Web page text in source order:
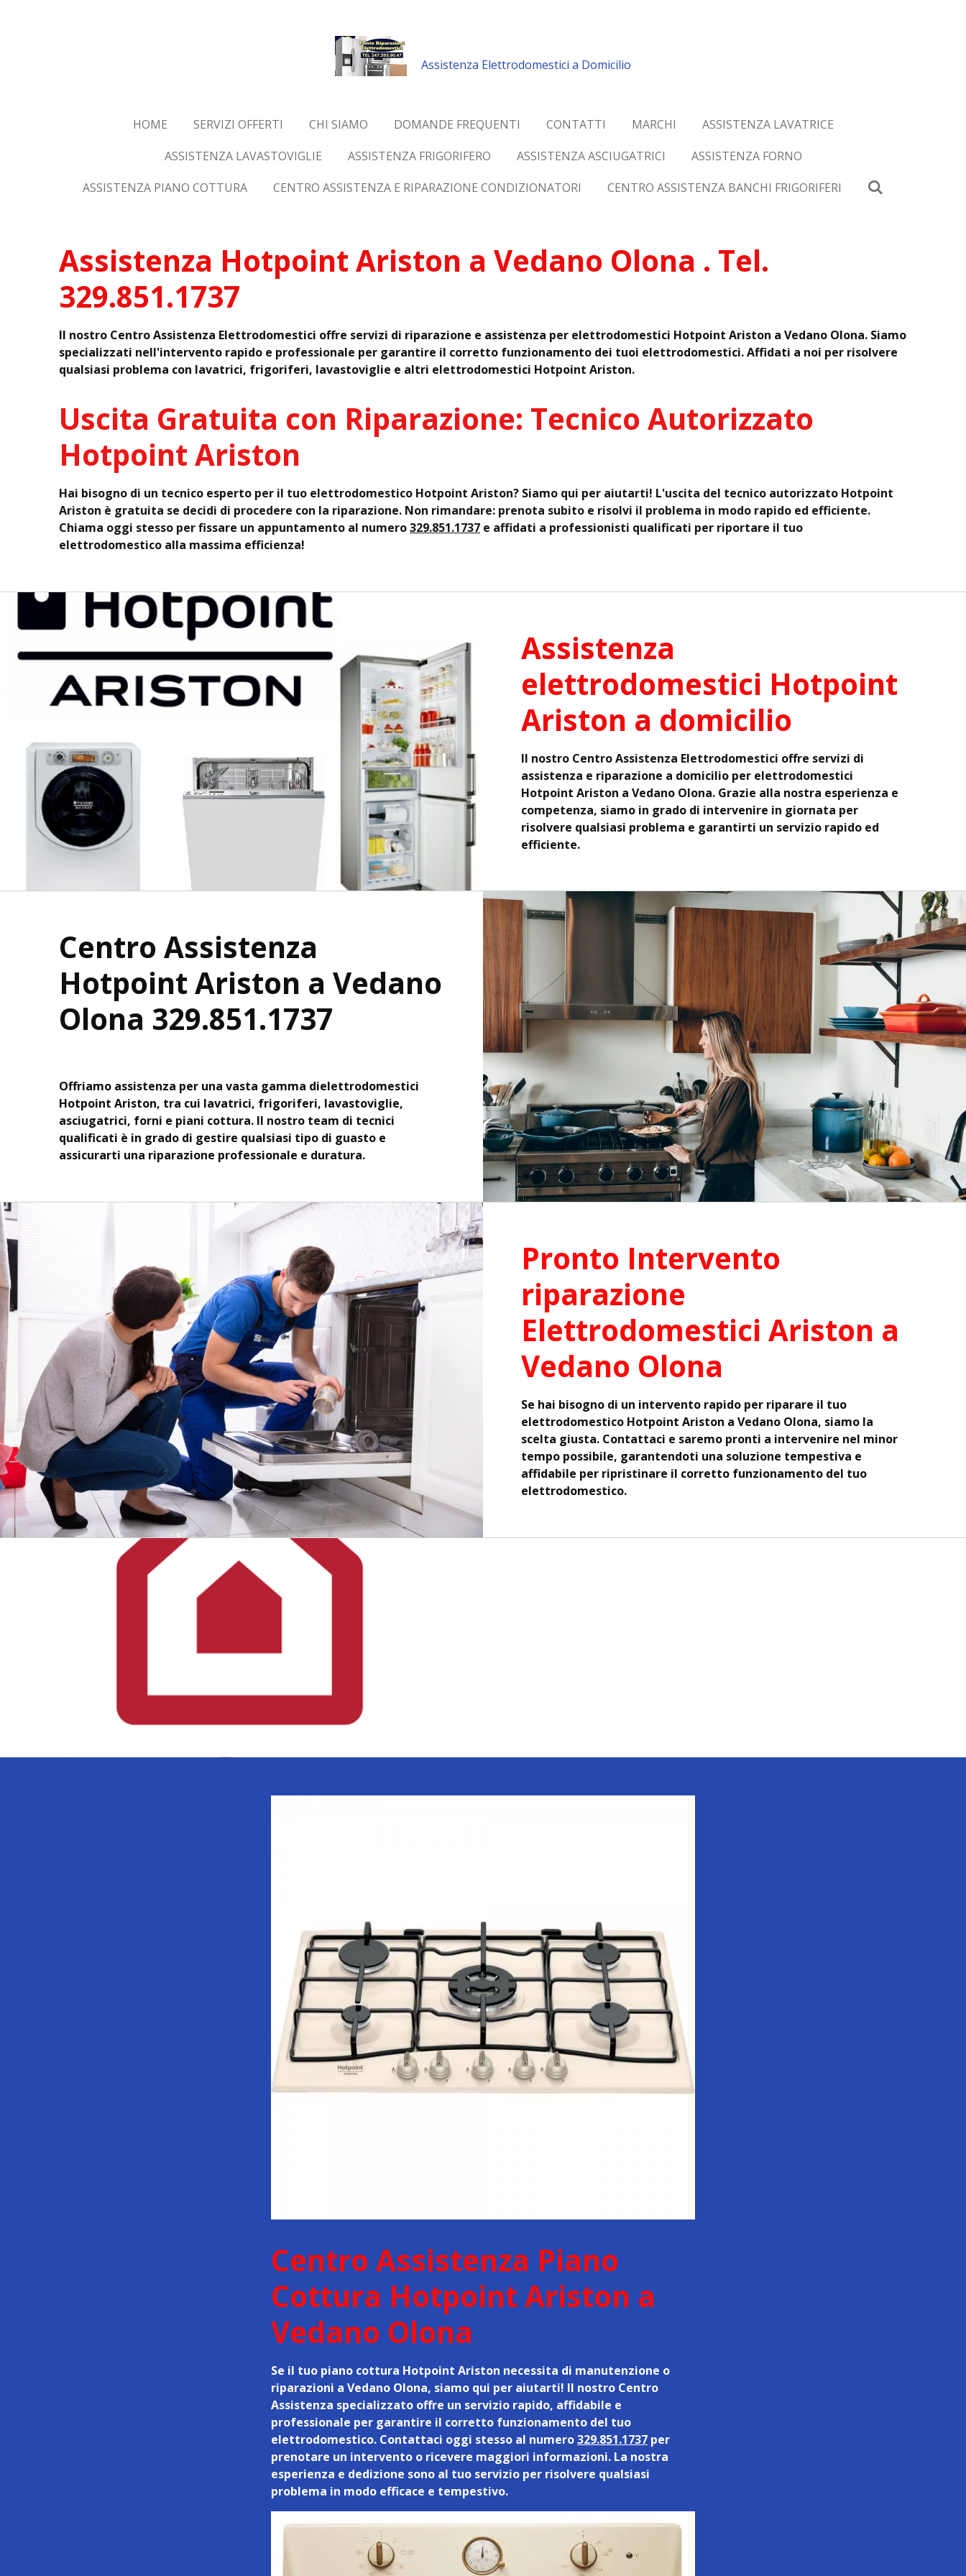
Assistenza Elettrodomestici a Domicilio
HOME SERVIZI OFFERTI CHI SIAMO DOMANDE FREQUENTI CONTATTI MARCHI
ASSISTENZA LAVATRICE
ASSISTENZA LAVASTOVIGLIE
ASSISTENZA FRIGORIFERO ASSISTENZA ASCIUGATRICI
ASSISTENZA FORNO
ASSISTENZA PIANO COTTURA
CENTRO ASSISTENZA E RIPARAZIONE CONDIZIONATORI CENTRO ASSISTENZA BANCHI FRIGORIFERI
Assistenza Hotpoint Ariston a Vedano Olona . Tel.
329.851.1737
Il nostro Centro Assistenza Elettrodomestici offre servizi di riparazione e assistenza per elettrodomestici Hotpoint Ariston a Vedano Olona. Siamo
specializzati nell'intervento rapido e professionale per garantire il corretto funzionamento dei tuoi elettrodomestici. Affidati a noi per risolvere
qualsiasi problema con lavatrici, frigoriferi, lavastoviglie e altri elettrodomestici Hotpoint Ariston.
Uscita Gratuita con Riparazione: Tecnico Autorizzato
Hotpoint Ariston
Hai bisogno di un tecnico esperto per il tuo elettrodomestico Hotpoint Ariston? Siamo qui per aiutarti! L'uscita del tecnico autorizzato Hotpoint
Ariston è gratuita se decidi di procedere con la riparazione. Non rimandare: prenota subito e risolvi il problema in modo rapido ed efficiente.
Chiama oggi stesso per fissare un appuntamento al numero329.851.1737 e affidati a professionisti qualificati per riportare il tuo
elettrodomestico alla massima efficienza!
Assistenza
elettrodomestici Hotpoint
Ariston a domicilio
Il nostro Centro Assistenza Elettrodomestici offre servizi di
assistenza e riparazione a domicilio per elettrodomestici
Hotpoint Ariston a Vedano Olona. Grazie alla nostra esperienza e
competenza, siamo in grado di intervenire in giornata per
risolvere qualsiasi problema e garantirti un servizio rapido ed
efficiente.
Centro Assistenza
Hotpoint Ariston a Vedano
Olona 329.851.1737
Offriamo assistenza per una vasta gamma dielettrodomestici
Hotpoint Ariston, tra cui lavatrici, frigoriferi, lavastoviglie,
asciugatrici, forni e piani cottura. Il nostro team di tecnici
qualificati è in grado di gestire qualsiasi tipo di guasto e
assicurarti una riparazione professionale e duratura.
Pronto Intervento
riparazione
Elettrodomestici Ariston a
Vedano Olona
Se hai bisogno di un intervento rapido per riparare il tuo
elettrodomestico Hotpoint Ariston a Vedano Olona, siamo la
scelta giusta. Contattaci e saremo pronti a intervenire nel minor
tempo possibile, garantendoti una soluzione tempestiva e
affidabile per ripristinare il corretto funzionamento del tuo
elettrodomestico.
Centro Assistenza Piano
Cottura Hotpoint Ariston a
Vedano Olona
Se il tuo piano cottura Hotpoint Ariston necessita di manutenzione o
riparazioni a Vedano Olona, siamo qui per aiutarti! Il nostro Centro
Assistenza specializzato offre un servizio rapido, affidabile e
professionale per garantire il corretto funzionamento del tuo
elettrodomestico. Contattaci oggi stesso al numero329.851.1737 per
prenotare un intervento o ricevere maggiori informazioni. La nostra
esperienza e dedizione sono al tuo servizio per risolvere qualsiasi
problema in modo efficace e tempestivo.